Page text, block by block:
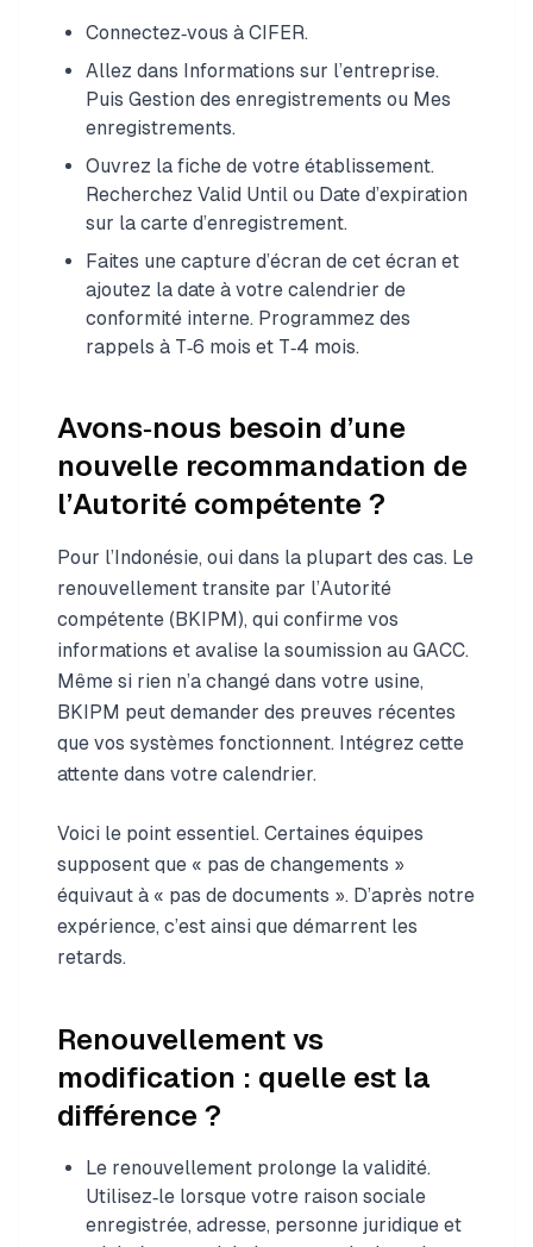
Connectez‑vous à CIFER.
Allez dans Informations sur l’entreprise.
Puis Gestion des enregistrements ou Mes
enregistrements.
Ouvrez la fiche de votre établissement.
Recherchez Valid Until ou Date d’expiration
sur la carte d’enregistrement.
Faites une capture d’écran de cet écran et
ajoutez la date à votre calendrier de
conformité interne. Programmez des
rappels à T‑6 mois et T‑4 mois.
Avons‑nous besoin d’une
nouvelle recommandation de
l’Autorité compétente ?
Pour l’Indonésie, oui dans la plupart des cas. Le
renouvellement transite par l’Autorité
compétente (BKIPM), qui confirme vos
informations et avalise la soumission au GACC.
Même si rien n’a changé dans votre usine,
BKIPM peut demander des preuves récentes
que vos systèmes fonctionnent. Intégrez cette
attente dans votre calendrier.
Voici le point essentiel. Certaines équipes
supposent que « pas de changements »
équivaut à « pas de documents ». D’après notre
expérience, c’est ainsi que démarrent les
retards.
Renouvellement vs
modification : quelle est la
différence ?
Le renouvellement prolonge la validité.
Utilisez‑le lorsque votre raison sociale
enregistrée, adresse, personne juridique et